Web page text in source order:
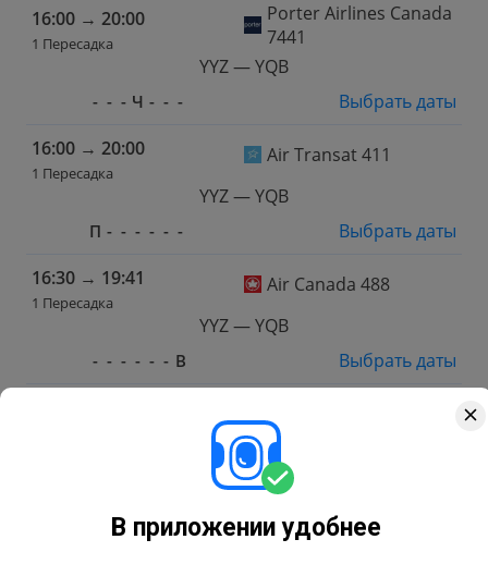
В приложении удобнее
16:00 → 20:00
1 Пересадка
Porter Airlines Canada
7441
YYZ — YQB
- - - Ч - - -
Выбрать даты
16:00 → 20:00
1 Пересадка
Air Transat 411
YYZ — YQB
П - - - - - -
Выбрать даты
16:30 → 19:41
1 Пересадка
Air Canada 488
YYZ — YQB
- - - - - - В
Выбрать даты
YYZ — YQB
19:41 Air Canada 488